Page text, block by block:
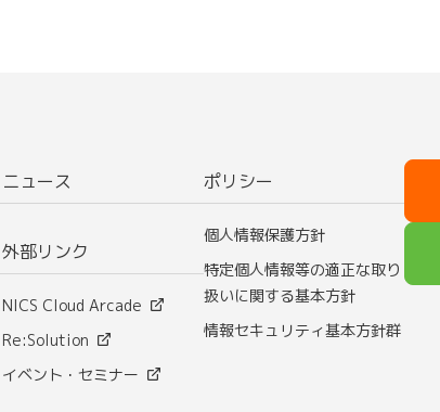
ニュース
外部リンク
NICS Cloud Arcade
Re:Solution
イベント・セミナー
ポリシー
個人情報保護方針
特定個人情報等の適正な取り
扱いに関する基本方針
情報セキュリティ基本方針群